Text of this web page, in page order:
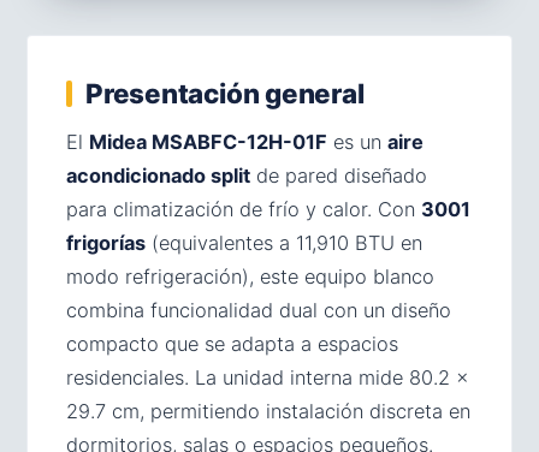
Presentación general
El Midea MSABFC-12H-01F es un aire
acondicionado split de pared diseñado
para climatización de frío y calor. Con 3001
frigorías (equivalentes a 11,910 BTU en
modo refrigeración), este equipo blanco
combina funcionalidad dual con un diseño
compacto que se adapta a espacios
residenciales. La unidad interna mide 80.2 ×
29.7 cm, permitiendo instalación discreta en
dormitorios, salas o espacios pequeños.